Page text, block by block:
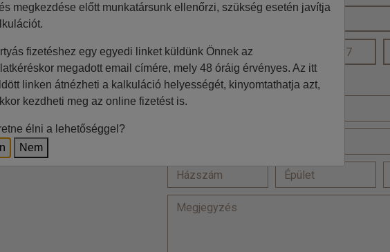
Ft
Lakcím
megkezdése előtt munkatársunk ellenőrzi, szükség esetén javítja
fizetéshez egy egyedi linket küldünk Önnek az
megadott email címére, mely 48 óráig érvényes. Az itt
linken átnézheti a kalkuláció helyességét, kinyomtathatja azt,
kezdheti meg az online fizetést is.
élni a lehetőséggel?
Nem